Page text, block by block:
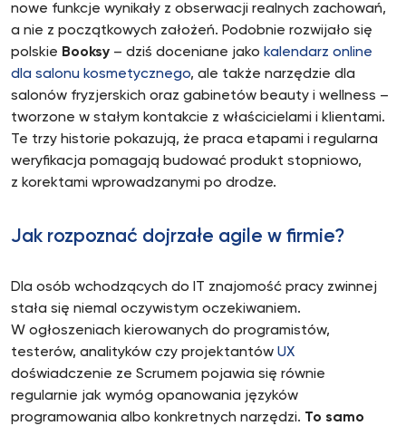
nowe funkcje wynikały z obserwacji realnych zachowań,
a nie z początkowych założeń. Podobnie rozwijało się
polskie Booksy – dziś doceniane jako kalendarz online
dla salonu kosmetycznego, ale także narzędzie dla
salonów fryzjerskich oraz gabinetów beauty i wellness –
tworzone w stałym kontakcie z właścicielami i klientami.
Te trzy historie pokazują, że praca etapami i regularna
weryfikacja pomagają budować produkt stopniowo,
z korektami wprowadzanymi po drodze.
Jak rozpoznać dojrzałe agile w firmie?
Dla osób wchodzących do IT znajomość pracy zwinnej
stała się niemal oczywistym oczekiwaniem.
W ogłoszeniach kierowanych do programistów,
testerów, analityków czy projektantów UX
doświadczenie ze Scrumem pojawia się równie
regularnie jak wymóg opanowania języków
programowania albo konkretnych narzędzi. To samo